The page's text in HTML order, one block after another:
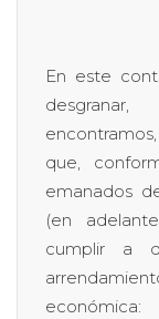
En este
que,
emanados
(en
cumplir a
económica: